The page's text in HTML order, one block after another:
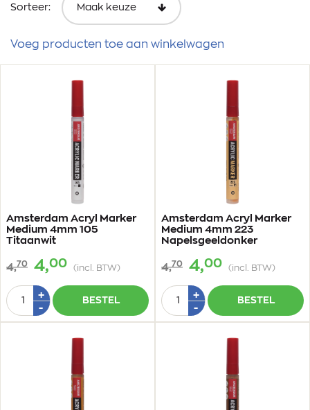
Sorteer:
Voeg producten toe aan winkelwagen
Amsterdam Acryl Marker
Medium 4mm 105
Titaanwit
4,70 4,00 (incl. BTW)
Aantal
+Plus
-Min
1
BESTEL
Amsterdam Acryl Marker
Medium 4mm 223
Napelsgeeldonker
4,70 4,00 (incl. BTW)
Aantal
+Plus
-Min
1
BESTEL